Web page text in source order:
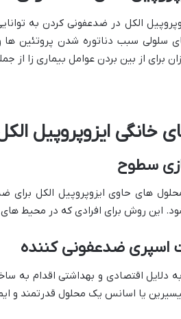
الکل در ضدعفونی کردن به
برای از بین بردن عوامل بیماری زا از
خانگی ایزوپروپیل
محلول های حاوی ایزوپروپیل الکل
این روش برای افرادی که در محیط
یا اسانس یک محلول قدرتمند و